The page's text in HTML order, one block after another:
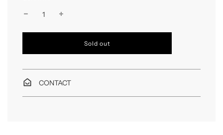
l
d
Sold out
CONTACT